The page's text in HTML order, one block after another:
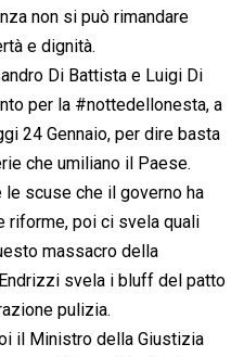
k
non si può rimandare
e dignità.
Di Battista e Luigi Di
per la #nottedellonesta, a
24 Gennaio, per dire basta
che umiliano il Paese.
scuse che il governo ha
riforme, poi ci svela quali
massacro della
svela i bluff del patto
pulizia.
il Ministro della Giustizia